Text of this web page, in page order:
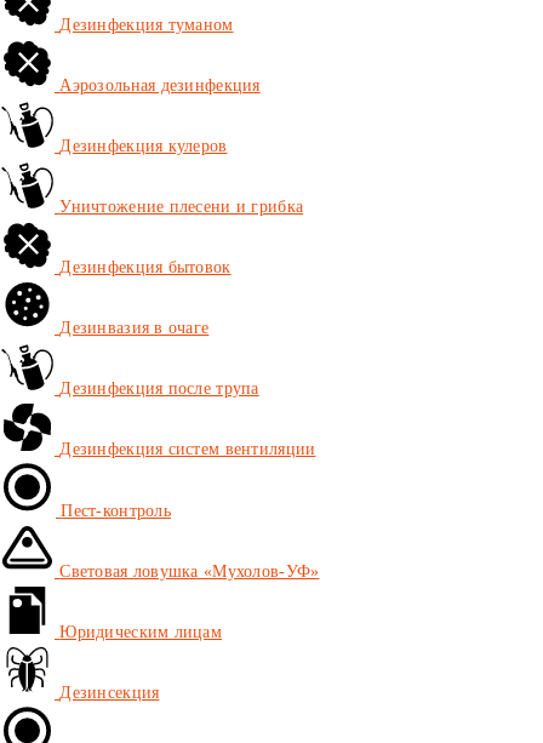
Дезинфекция туманом
Аэрозольная дезинфекция
Дезинфекция кулеров
Уничтожение плесени и грибка
Дезинфекция бытовок
Дезинвазия в очаге
Дезинфекция после трупа
Дезинфекция систем вентиляции
Пест-контроль
Световая ловушка «Мухолов-УФ»
Юридическим лицам
Дезинсекция